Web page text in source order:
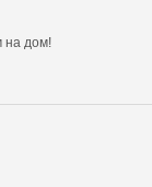
на дом!